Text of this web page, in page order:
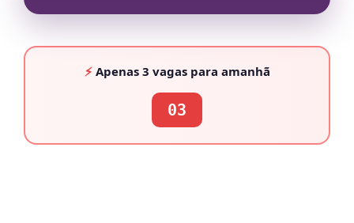
⚡Apenas 3 vagaspara amanhã
03